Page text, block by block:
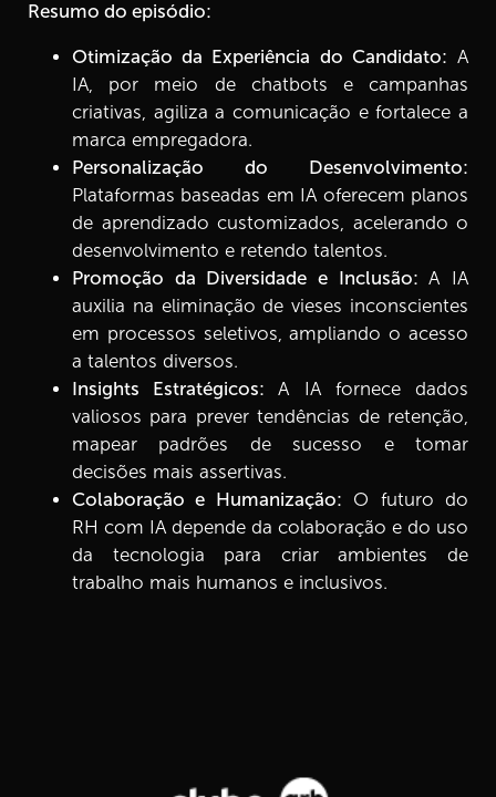
Resumo do episódio:
Otimização da Experiência do Candidato: A
IA, por meio de chatbots e campanhas
criativas, agiliza a comunicação e fortalece a
marca empregadora.
Personalização do Desenvolvimento:
Plataformas baseadas em IA oferecem planos
de aprendizado customizados, acelerando o
desenvolvimento e retendo talentos.
Promoção da Diversidade e Inclusão:A IA
auxilia na eliminação de vieses inconscientes
em processos seletivos, ampliando o acesso
a talentos diversos.
Insights Estratégicos:A IA fornece dados
valiosos para prever tendências de retenção,
mapear padrões de sucesso e tomar
decisões mais assertivas.
Colaboração e Humanização: O futuro do
RH com IA depende da colaboração e do uso
da tecnologia para criar ambientes de
trabalho mais humanos e inclusivos.